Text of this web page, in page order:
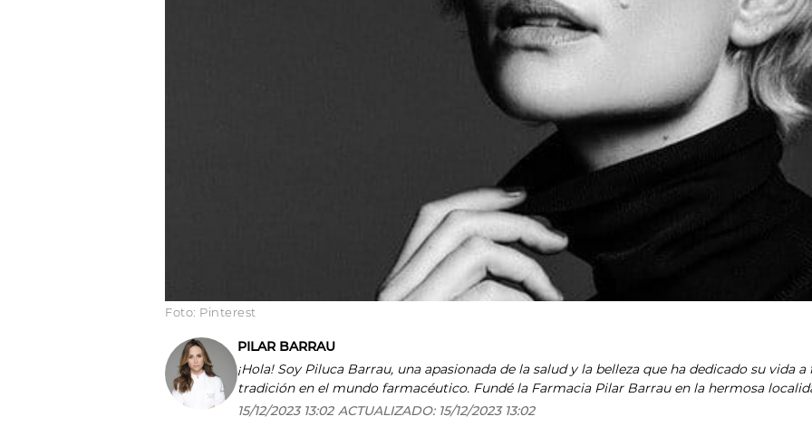
Foto: Pinterest
PILAR BARRAU
¡Hola! Soy Piluca Barrau, una apasionada de la salud y la belleza que ha dedicado su vida
tradición en el mundo farmacéutico. Fundé la Farmacia Pilar Barrau en la hermosa
no se limita solo a la farmacia. Además de ser farmacéutica y experta en dermocosmética
15/12/2023 13:02 ACTUALIZADO: 15/12/2023 13:02